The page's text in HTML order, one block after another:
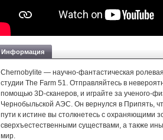
Информация
Chernobylite — научно-фантастическая
студии The Farm 51. Отправляйтесь в
помощью 3D-сканеров, и играйте за ученого-
Чернобыльской АЭС. Он вернулся в Припять,
пути к истине вы столкнетесь с охраняющими
сверхъестественными существами, а также
мир.